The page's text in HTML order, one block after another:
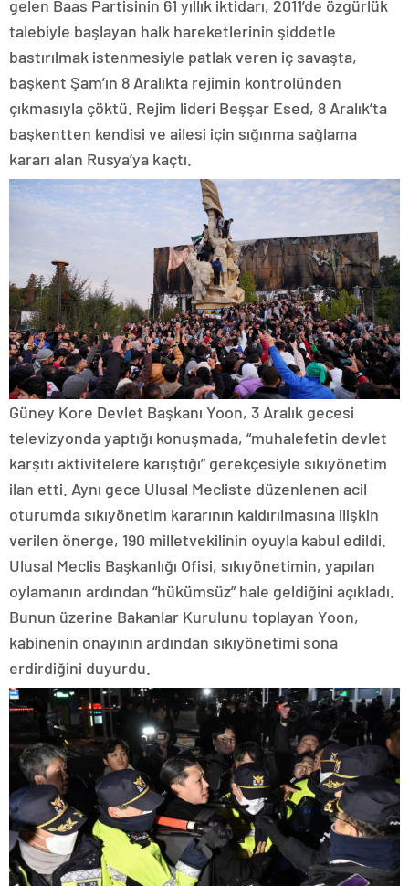
gelen Baas Partisinin 61 yıllık iktidarı, 2011’de özgürlük
talebiyle başlayan halk hareketlerinin şiddetle
bastırılmak istenmesiyle patlak veren iç savaşta,
başkent Şam’ın 8 Aralıkta rejimin kontrolünden
çıkmasıyla çöktü. Rejim lideri Beşşar Esed, 8 Aralık’ta
başkentten kendisi ve ailesi için sığınma sağlama
kararı alan Rusya’ya kaçtı.
Güney Kore Devlet Başkanı Yoon, 3 Aralık gecesi
televizyonda yaptığı konuşmada, “muhalefetin devlet
karşıtı aktivitelere karıştığı” gerekçesiyle sıkıyönetim
ilan etti. Aynı gece Ulusal Mecliste düzenlenen acil
oturumda sıkıyönetim kararının kaldırılmasına ilişkin
verilen önerge, 190 milletvekilinin oyuyla kabul edildi.
Ulusal Meclis Başkanlığı Ofisi, sıkıyönetimin, yapılan
oylamanın ardından “hükümsüz” hale geldiğini açıkladı.
Bunun üzerine Bakanlar Kurulunu toplayan Yoon,
kabinenin onayının ardından sıkıyönetimi sona
erdirdiğini duyurdu.